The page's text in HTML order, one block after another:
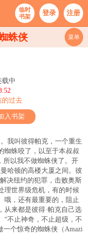
临时
书架
登录 注册
蛛侠 菜单
中
的过去
入书架
我叫彼得帕克，一个重生
蜘蛛咬了，以至于本叔叔
所以我不做蜘蛛侠了。开
哈顿的高楼大厦之间。彼
决纽约的犯罪，击败奥斯
理世界级危机，有的时候
哦，还有最重要的，阻止
从来都是彼得·帕克自己选
“不止神奇，不止超级，不
一个惊奇的蜘蛛侠（Amazi